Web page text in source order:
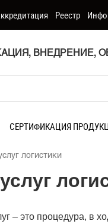
Реестр
ВНЕДРЕНИЕ,
СЕРТИФИКАЦИЯ
логистики
– это процедура, в